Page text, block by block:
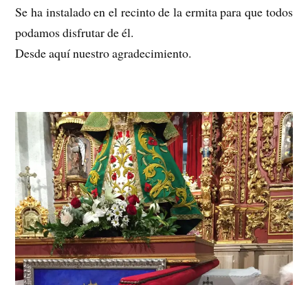
Se ha instalado en el recinto de la ermita para que todos
podamos disfrutar de él.
Desde aquí nuestro agradecimiento.